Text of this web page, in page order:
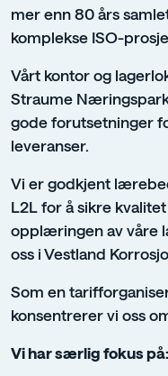
mer enn 80 års
komplekse ISO-
Vårt kontor og
Straume
gode forutsetninger
leveranser.
Vi er godkjent
L2L for å sikre
opplæringen av våre
oss i Vestland
Som en
konsentrerer vi oss
Vi har særlig fokus på: